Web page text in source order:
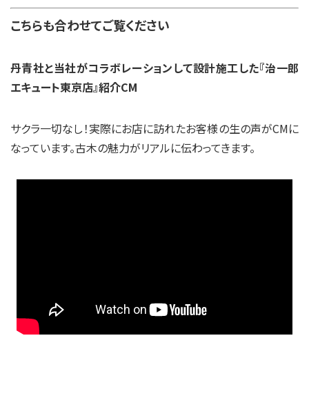
こちらも合わせてご覧ください
丹青社と当社がコラボレーションして設計施工した『治一郎
エキュート東京店』紹介CM
サクラ一切なし！実際にお店に訪れたお客様の生の声がCMに
なっています。古木の魅力がリアルに伝わってきます。